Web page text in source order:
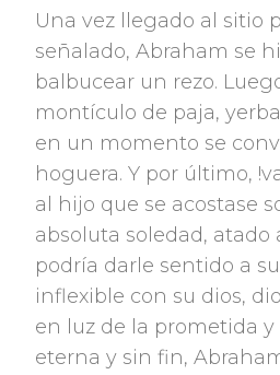
Una vez llegado al sitio
señalado, Abraham se
balbucear un rezo.
montículo de paja,
en un momento se
hoguera. Y por último,
al hijo que se acostase
absoluta soledad, atado
podría darle sentido a
inflexible con su dios,
en luz de la prometida
eterna y sin fin,